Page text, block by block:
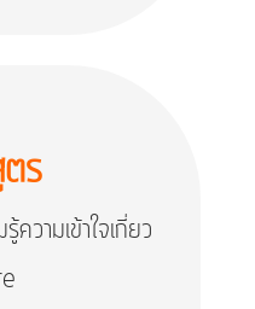
ร
มเข้าใจเกี่ยว